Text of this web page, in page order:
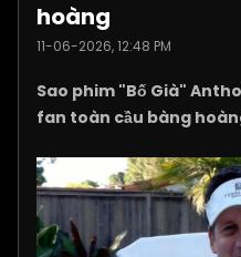
hoàng
11-06-2026, 12:48 PM
Sao phim "Bố Già"
fan toàn cầu bàng